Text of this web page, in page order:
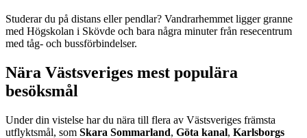
Studerar du på distans eller pendlar? Vandrarhemmet ligger granne
med Högskolan i Skövde och bara några minuter från resecentrum
med tåg- och bussförbindelser.
Nära Västsveriges mest populära
besöksmål
Under din vistelse har du nära till flera av Västsveriges främsta
utflyktsmål, som Skara Sommarland, Göta kanal, Karlsborgs